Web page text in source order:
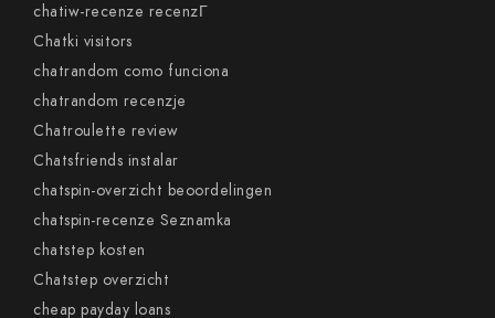
chatiw-recenze recenzГ­
Chatki visitors
chatrandom como funciona
chatrandom recenzje
Chatroulette review
Chatsfriends instalar
chatspin-overzicht beoordelingen
chatspin-recenze Seznamka
chatstep kosten
Chatstep overzicht
cheap payday loans